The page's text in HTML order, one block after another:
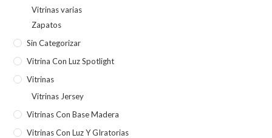
Vitrinas varias
Zapatos
Sin Categorizar
Vitrina Con Luz Spotlight
Vitrinas
Vitrinas Jersey
Vitrinas Con Base Madera
Vitrinas Con Luz Y GIratorias